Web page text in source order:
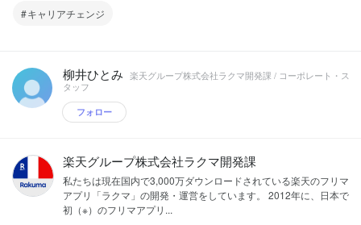
キャリアチェンジ
柳井ひとみ
楽天グループ株式会社ラクマ開発課 / コーポレート・ス
タッフ
フォロー
楽天グループ株式会社ラクマ開発課
私たちは現在国内で3,000万ダウンロードされている楽天のフリマ
アプリ「ラクマ」の開発・運営をしています。 2012年に、⽇本で
初（※）のフリマアプリ...